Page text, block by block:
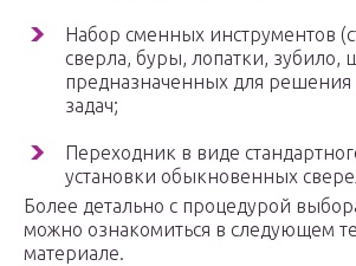
Набор сменных инструментов
сверла, буры, лопатки, зубило,
предназначенных для решения
задач;
Переходник в виде
установки обыкновенных
Более детально с процедурой
можно ознакомиться в следующем
материале.